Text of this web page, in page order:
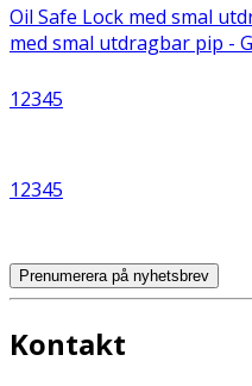
Oil Safe Lock med smal
med smal utdragbar pip -
12345
12345
Prenumerera på nyhetsbrev
Kontakt